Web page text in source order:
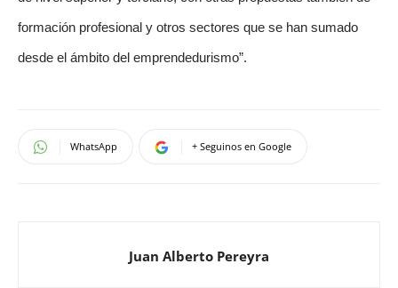
formación profesional y otros sectores que se han sumado
desde el ámbito del emprendedurismo”.
WhatsApp + Seguinos en Google
Juan Alberto Pereyra